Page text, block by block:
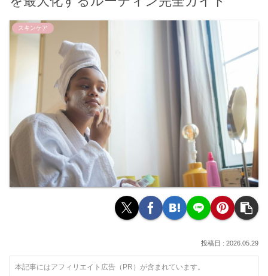
スキンケア
2026.05.29
本記事にはアフィリエイト広告（PR）が含まれています。